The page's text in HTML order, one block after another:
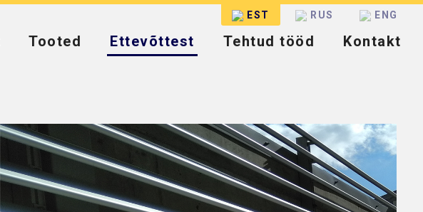
EST RUS ENG
Tooted Ettevõttest Tehtud tööd Kontakt